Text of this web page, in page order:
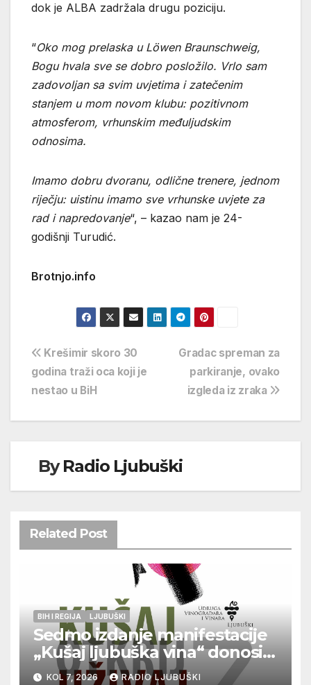
dok je ALBA zadržala drugu poziciju.
“Oko mog prelaska u Löwen Braunschweig,
Bogu hvala sve se dobro posložilo. Vrlo sam
zadovoljan sa svim uvjetima i zatečenim
stanjem u mom novom klubu: pozitivnom
atmosferom, vrhunskim međuljudskim
odnosima.
Imamo dobru dvoranu, odlične trenere, jednom
riječju: uistinu imamo sve vrhunske uvjete za
rad i napredovanje“, – kazao nam je 24-
godišnji Turudić.
Brotnjo.info
Navigacija
objava
Gradac spreman za
parkiranje, ovako
izgleda iz zraka
Krešimir skoro 30
godina traži oca koji je
nestao u BiH
ByRadio Ljubuški
Related Post
BIH I REGIJA LJUBUŠKI
Sedmo izdanje manifestacije
„Kušaj ljubuška vina“ donosi
vrhunska vina, gastronomiju i
KOL 7, 2026 RADIO LJUBUŠKI